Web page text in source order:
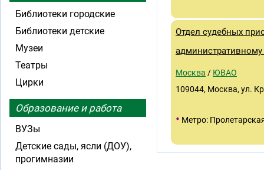
Отдел судебных
административному
Москва / ЮВАО
109044, Москва, ул.
• Метро:
Библиотеки городские
Библиотеки детские
Музеи
Театры
Цирки
Образование и работа
ВУЗы
Детские сады, ясли (ДОУ),
прогимназии